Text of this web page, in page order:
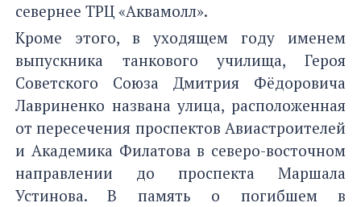
севернее ТРЦ «Аквамолл».
Кроме этого, в уходящем году именем
выпускника танкового училища, Героя
Советского Союза Дмитрия Фёдоровича
Лавриненко названа улица, расположенная
от пересечения проспектов Авиастроителей
и Академика Филатова в северо-восточном
направлении до проспекта Маршала
Устинова. В память о погибшем в